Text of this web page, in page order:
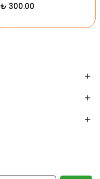
₺ 300.00